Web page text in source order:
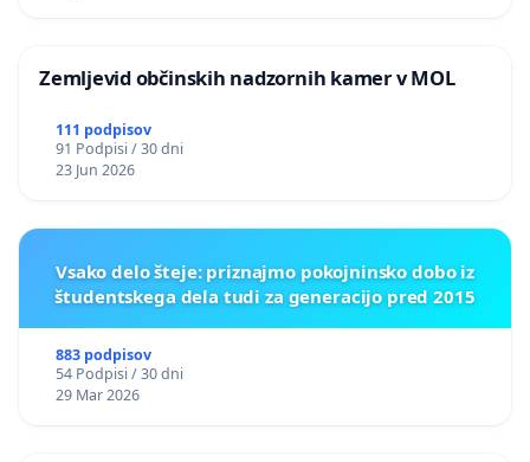
Zemljevid občinskih nadzornih kamer v MOL
111 podpisov
91 Podpisi / 30 dni
23 Jun 2026
Vsako delo šteje: priznajmo pokojninsko dobo iz
študentskega dela tudi za generacijo pred 2015
883 podpisov
54 Podpisi / 30 dni
29 Mar 2026